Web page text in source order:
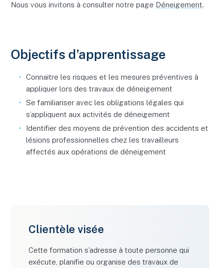
Nous vous invitons à consulter notre page Déneigement.
Objectifs d’apprentissage
Connaitre les risques et les mesures préventives à
appliquer lors des travaux de déneigement
Se familiariser avec les obligations légales qui
s’appliquent aux activités de déneigement
Identifier des moyens de prévention des accidents et
lésions professionnelles chez les travailleurs
affectés aux opérations de déneigement
Clientèle visée
Cette formation s’adresse à toute personne qui
exécute, planifie ou organise des travaux de